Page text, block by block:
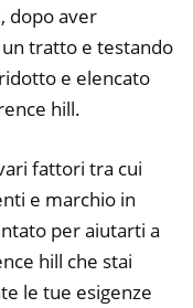
dopo aver
tratto e testando
e elencato
hill.
fattori tra cui
e marchio in
per aiutarti a
hill che stai
le tue esigenze